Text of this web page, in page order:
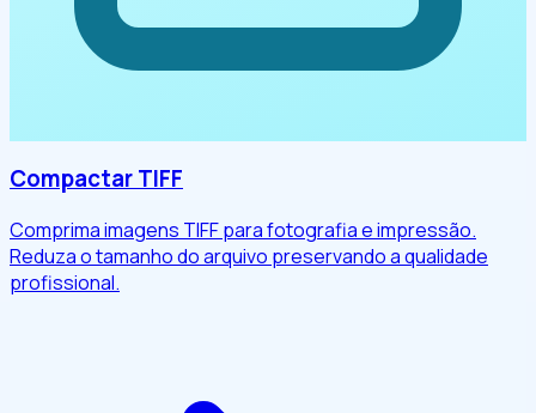
Compactar TIFF
Comprima imagens TIFF para fotografia e impressão.
Reduza o tamanho do arquivo preservando a qualidade
profissional.